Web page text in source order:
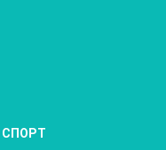
СПОРТ